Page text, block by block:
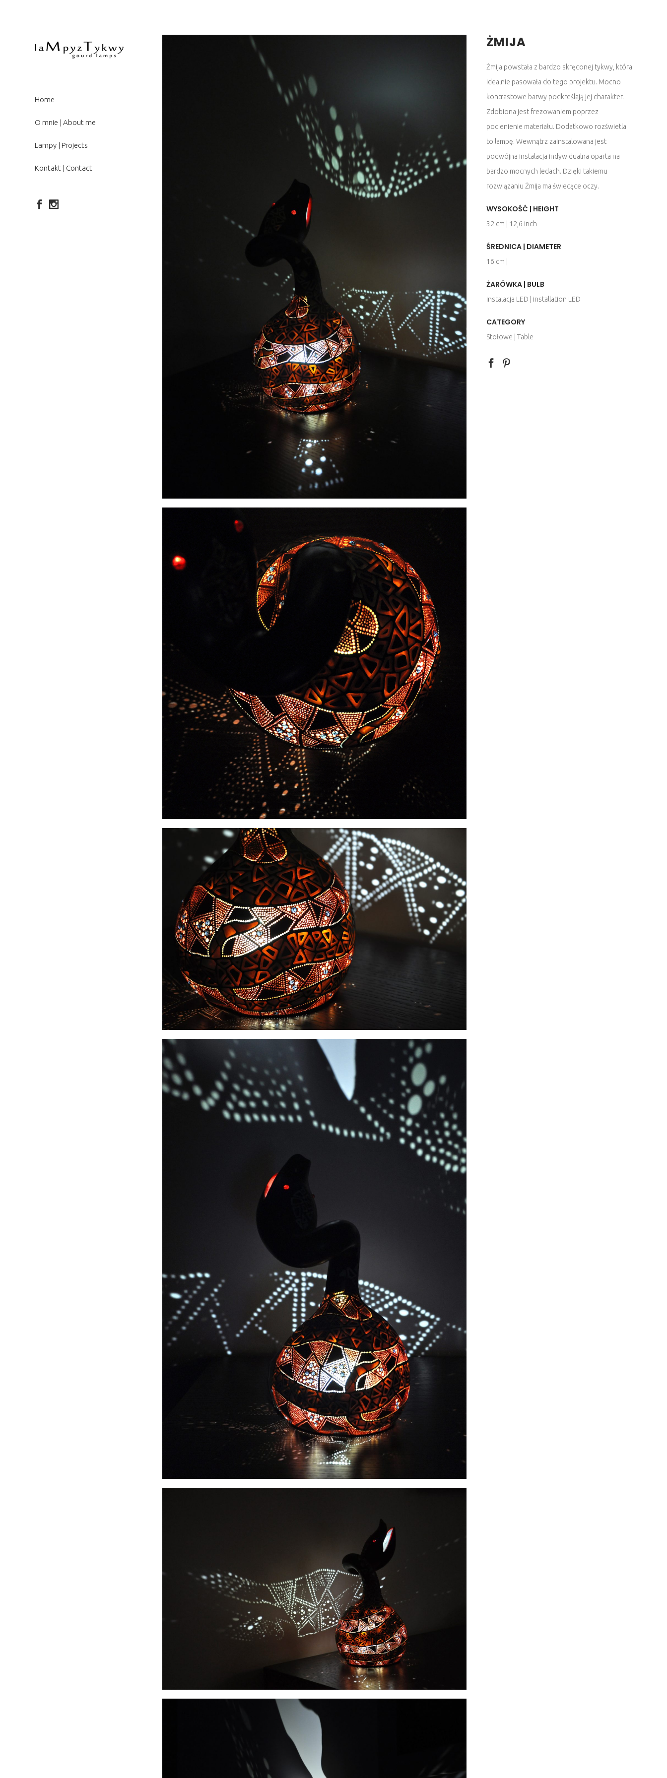
Home
O mnie | About me
Lampy | Projects
Kontakt | Contact
ŻMIJA
Żmija powstała z bardzo skręconej tykwy, która
idealnie pasowała do tego projektu. Mocno
kontrastowe barwy podkreślają jej charakter.
Zdobiona jest frezowaniem poprzez
pocienienie materiału. Dodatkowo rozświetla
to lampę. Wewnątrz zainstalowana jest
podwójna instalacja indywidualna oparta na
bardzo mocnych ledach. Dzięki takiemu
rozwiązaniu Żmija ma świecące oczy.
WYSOKOŚĆ | HEIGHT
32 cm | 12,6 inch
ŚREDNICA | DIAMETER
16 cm |
ŻARÓWKA | BULB
instalacja LED | installation LED
CATEGORY
Stołowe | Table